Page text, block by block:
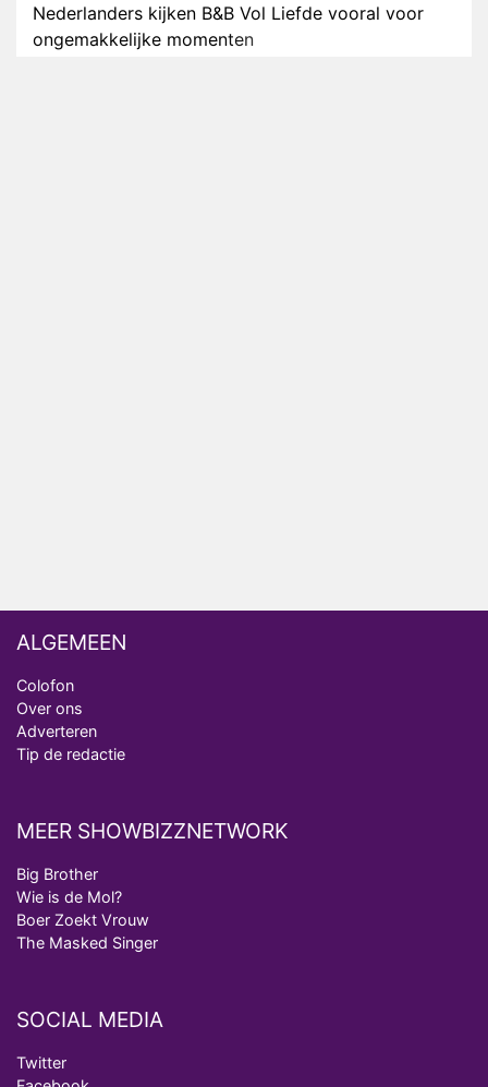
Nederlanders kijken B&B Vol Liefde vooral voor
ongemakkelijke momenten
ALGEMEEN
Colofon
Over ons
Adverteren
Tip de redactie
MEER SHOWBIZZNETWORK
Big Brother
Wie is de Mol?
Boer Zoekt Vrouw
The Masked Singer
SOCIAL MEDIA
Twitter